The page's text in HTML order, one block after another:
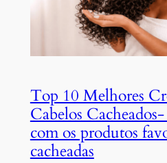
Top 10 Melhores
Cabelos
com os produtos
cacheadas